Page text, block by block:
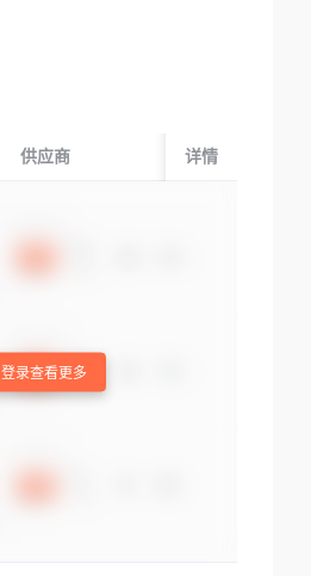
供应商 起运国/地区
详情
登录查看更多